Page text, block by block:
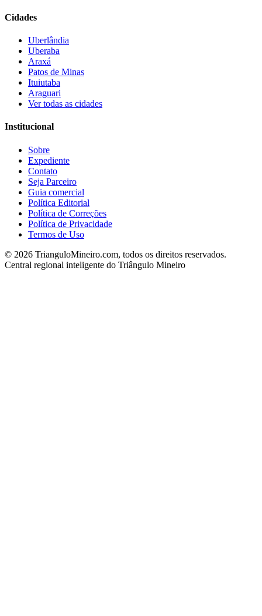
Cidades
Uberlândia
Uberaba
Araxá
Patos de Minas
Ituiutaba
Araguari
Ver todas as cidades
Institucional
Sobre
Expediente
Contato
Seja Parceiro
Guia comercial
Política Editorial
Política de Correções
Política de Privacidade
Termos de Uso
© 2026 TrianguloMineiro.com, todos os direitos reservados.
Central regional inteligente do Triângulo Mineiro